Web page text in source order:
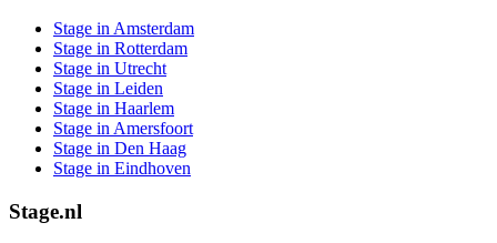
Stage in Amsterdam
Stage in Rotterdam
Stage in Utrecht
Stage in Leiden
Stage in Haarlem
Stage in Amersfoort
Stage in Den Haag
Stage in Eindhoven
Stage.nl